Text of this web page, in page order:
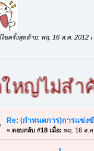
ขครั้งสุดท้าย: พฤ. 16 ส.ค. 2012
ม่สำคัญ
Re: (กำหนดการ)การแข่ง
« ตอบกลับ #18 เมื่อ: พฤ. 16 ส.ค